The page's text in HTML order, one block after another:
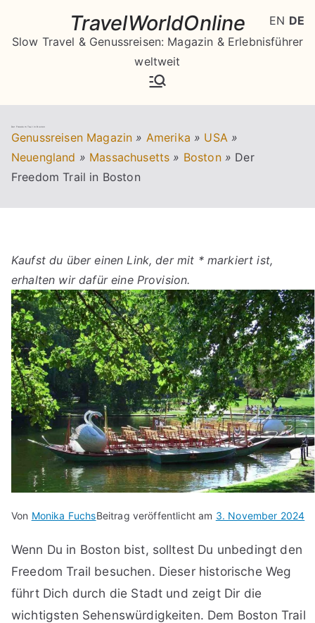
springen
TravelWorldOnline
Slow Travel & Genussreisen: Magazin & Erlebnisführer
weltweit
Der Freedom Trail in Boston
Genussreisen Magazin » Amerika » USA »
Neuengland » Massachusetts » Boston » Der
Freedom Trail in Boston
Kaufst du über einen Link, der mit * markiert ist,
erhalten wir dafür eine Provision.
Von Monika FuchsBeitrag veröffentlicht am 3. November 2024
Wenn Du in Boston bist, solltest Du unbedingt den
Freedom Trail besuchen. Dieser historische Weg
führt Dich durch die Stadt und zeigt Dir die
wichtigsten Sehenswürdigkeiten. Dem Boston Trail
EN DE